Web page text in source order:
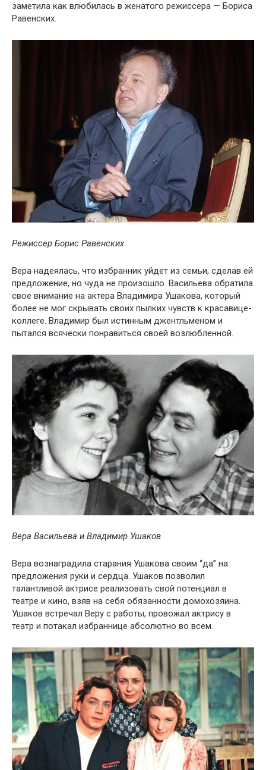
заметила как влюбилась в женатого режиссера — Бориса
Равенских.
Режиссер Борис Равенских
Вера надеялась, что избранник уйдет из семьи, сделав ей
предложение, но чуда не произошло. Васильева обратила
свое внимание на актера Владимира Ушакова, который
более не мог скрывать своих пылких чувств к красавице-
коллеге. Владимир был истинным джентльменом и
пытался всячески понравиться своей возлюбленной.
Вера Васильева и Владимир Ушаков
Вера вознаградила старания Ушакова своим “да” на
предложения руки и сердца. Ушаков позволил
талантливой актрисе реализовать свой потенциал в
театре и кино, взяв на себя обязанности домохозяина.
Ушаков встречал Веру с работы, провожал актрису в
театр и потакал избраннице абсолютно во всем.